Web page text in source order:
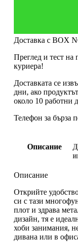
Доставка с BOX
Преглед и тест на
куриера!
Доставката се
дни, ако
около 10 работни
Телефон за бърза
Описание
Описание
Открийте
си с тази
плот и здрава
дизайн, тя е
хоби занимания,
дивана или в